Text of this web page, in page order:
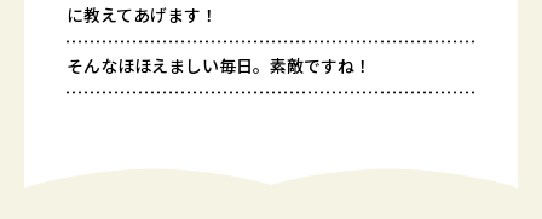
に教えてあげます！
そんなほほえましい毎日。素敵ですね！